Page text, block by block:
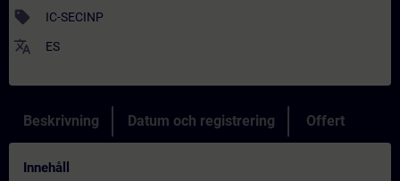
sell IC-SECINP
translate ES
Beskrivning Datum och registrering Offert
Innehåll